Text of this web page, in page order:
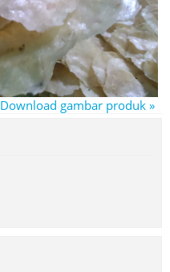
Download gambar produk »